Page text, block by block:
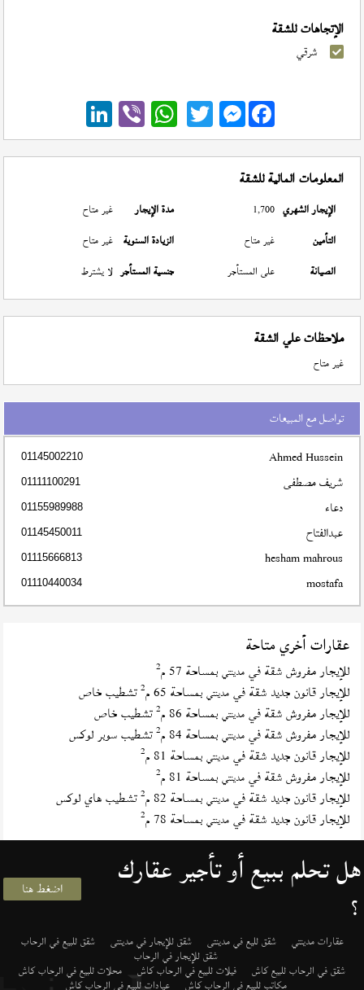
الإتجاهات للشقة
شرقي
Messenger
المعلومات المالية للشقة
الإيجار الشهري 1,700 مدة الإيجار
غير متاح
التأمين
غير متاح الزيادة السنوية غير متاح
الصيانة
على المستأجر جنسية المستأجر لا يشترط
ملاحظات علي الشقة
غير متاح
تواصل مع المبيعات
Ahmed Hussein
01145002210
شريف مصطفى 01111100291
دعاء 01155989988
عبدالفتاح 01145450011
hesham mahrous
01115666813
mostafa
01110440034
عقارات أخري متاحة
للإيجار مفروش شقة فيمدينتي بمساحة 57 م 2
للإيجار قانون جديد شقة فيمدينتي بمساحة 65 م 2تشطيب خاص
للإيجار مفروش شقة فيمدينتي بمساحة 86 م 2تشطيب خاص
للإيجار مفروش شقة فيمدينتي بمساحة 84 م 2تشطيب سوبر لوكس
للإيجار قانون جديد شقة فيمدينتي بمساحة 81 م 2
للإيجار مفروش شقة فيمدينتي بمساحة 81 م 2
للإيجار قانون جديد شقة فيمدينتي بمساحة 82 م 2تشطيب هاي لوكس
للإيجار قانون جديد شقة فيمدينتي بمساحة 78 م 2
هل تحلم ببيع أو تأجير عقارك
؟ اضغط هنا
عقارات مدينتي شقق لليع في مدينتى شقق للإيجار في مدينتى شقق للبيع في الرحاب
شقق للإيجار في الرحاب
شقق في الرحاب للبيع كاش فيلات للبيع في الرحاب كاش محلات للبيع في الرحاب كاش
مكاتب للبيع في الرحاب كاش عيادات للبيع في الرحاب كاش